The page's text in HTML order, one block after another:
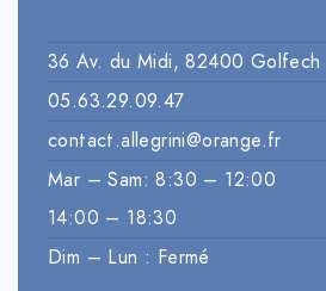
36 Av. du Midi, 82400 Golfech
05.63.29.09.47
contact.allegrini@orange.fr
Mar – Sam: 8:30 – 12:00
14:00 – 18:30
Dim – Lun : Fermé